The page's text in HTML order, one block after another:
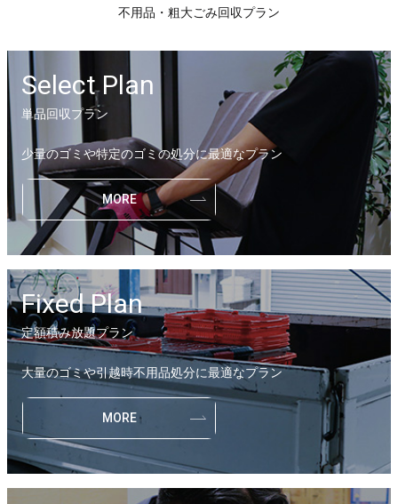
不用品・粗大ごみ回収プラン
Select Plan
単品回収プラン
少量のゴミや特定のゴミの処分に最適なプラン
MORE
Fixed Plan
定額積み放題プラン
大量のゴミや引越時不用品処分に最適なプラン
MORE